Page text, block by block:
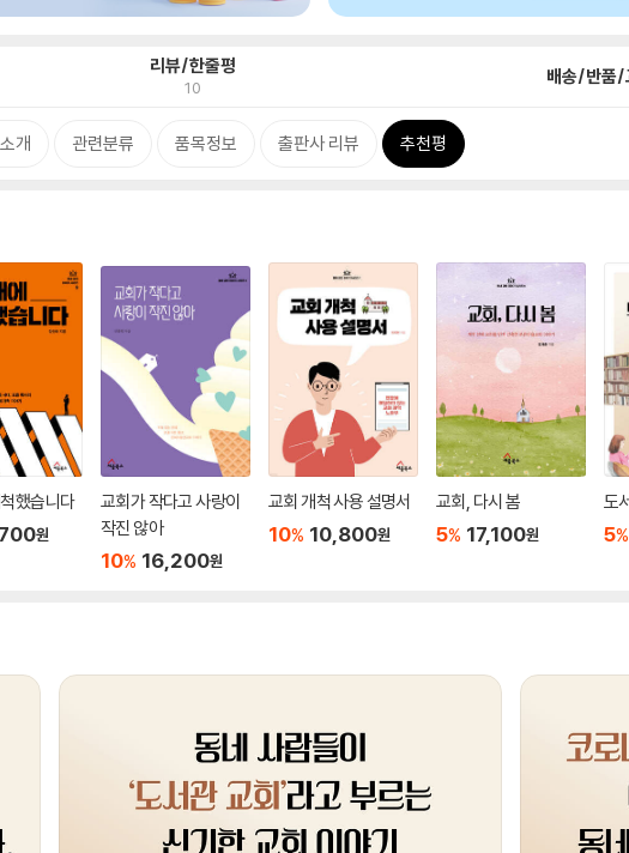
리뷰/한줄평
10 배송/반품/
개 관련분류 품목정보 출판사 리뷰 추천평
했습니다
원
교회가 작다고 사랑이
작진 않아
10% 16,200원
교회 개척 사용 설명서
10% 10,800원
교회, 다시 봄
5% 17,100원
도
5%